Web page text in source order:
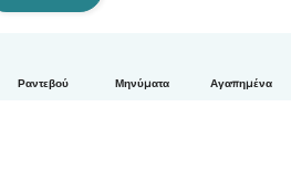
Ραντεβού Μηνύματα Αγαπημένα